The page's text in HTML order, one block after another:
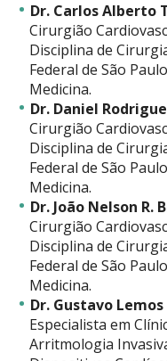
Dr. Carlos Alberto
Cirurgião
Disciplina de
Federal de São
Medicina.
Dr. Daniel
Cirurgião
Disciplina de
Federal de São
Medicina.
Dr. João Nelson R.
Cirurgião
Disciplina de
Federal de São
Medicina.
Dr. Gustavo
Especialista em
Arritmologia